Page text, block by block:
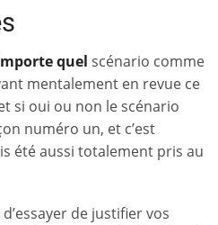
quel scénario comme
mentalement en revue ce
si oui ou non le scénario
numéro un, et c’est
été aussi totalement pris au
de justifier vos